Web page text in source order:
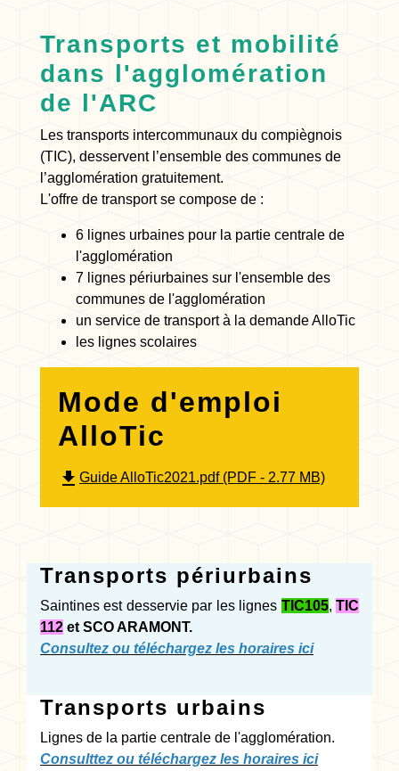
Transports et mobilité
dans l'agglomération
de l'ARC
Les transports intercommunaux du compiègnois
(TIC), desservent l’ensemble des communes de
l’agglomération gratuitement.
L'offre de transport se compose de :
6 lignes urbaines pour la partie centrale de
l'agglomération
7 lignes périurbaines sur l'ensemble des
communes de l'agglomération
un service de transport à la demande AlloTic
les lignes scolaires
Mode d'emploi
AlloTic
file_download Guide AlloTic2021.pdf (PDF - 2.77 MB)
Transports périurbains
Saintines est desservie par les lignes TIC105,TIC
112 et SCO ARAMONT.
Consultez ou téléchargez les horaires ici
Transports urbains
Lignes de la partie centrale de l'agglomération.
Consulttez ou téléchargez les horaires ici